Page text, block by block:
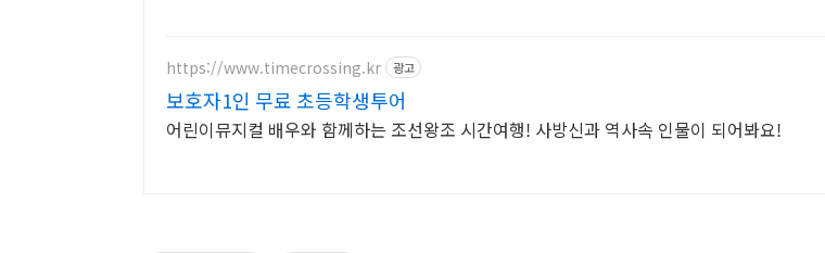
https://www.timecrossing.kr 광고
보호자1인 무료 초등학생투어
어린이뮤지컬 배우와 함께하는 조선왕조 시간여행! 사방신과 역사속 인물이 되어봐요!